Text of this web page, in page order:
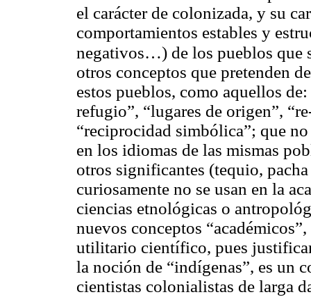
el carácter de colonizada, y su
comportamientos estables y
negativos…) de los pueblos que
otros conceptos que pretenden
estos pueblos, como aquellos
refugio”, “lugares de origen”,
“reciprocidad simbólica”; que
en los idiomas de las mismas
otros significantes (tequio,
curiosamente no se usan en la
ciencias etnológicas o
nuevos conceptos
utilitario científico, pues
la noción de “indígenas”, es un
cientistas colonialistas de larga